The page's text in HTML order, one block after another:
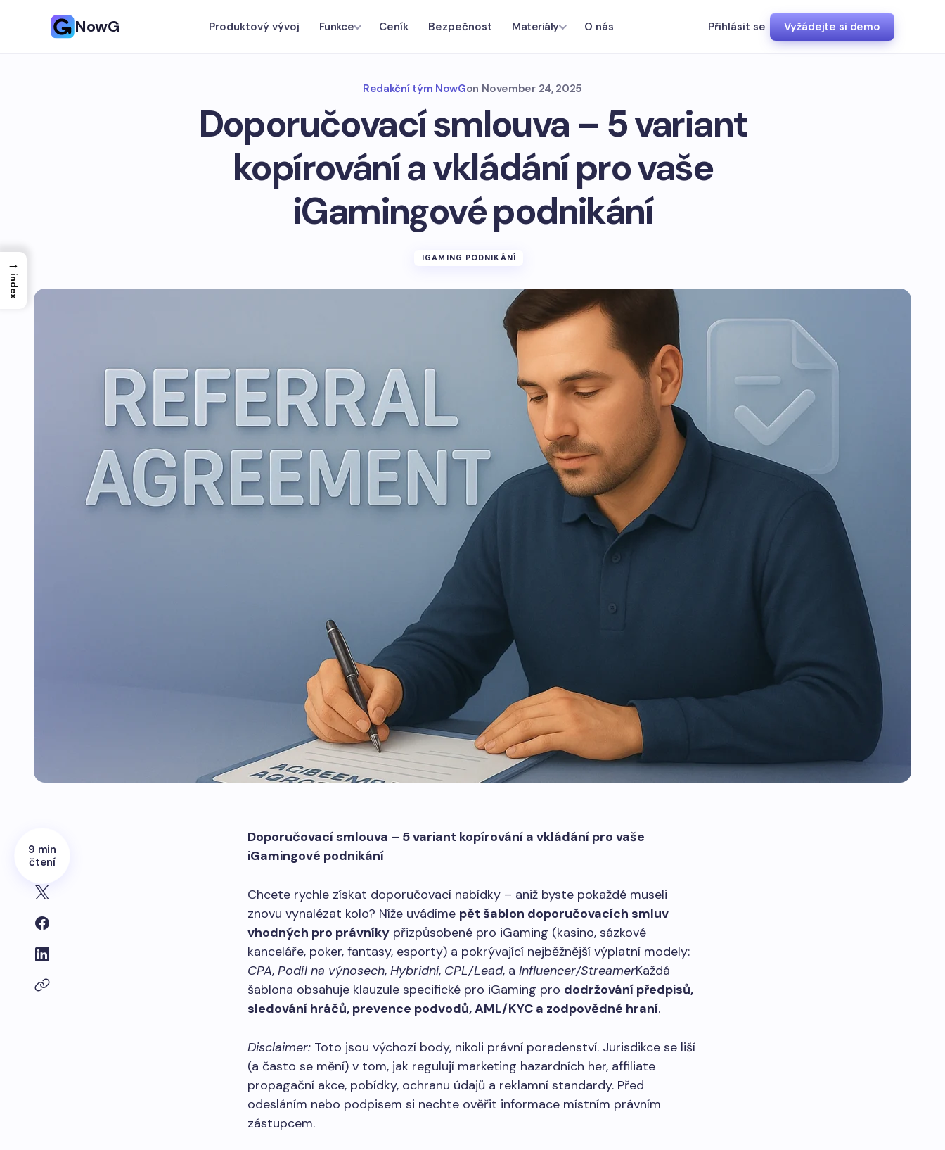
NowG Produktový vývoj Funkce Ceník Bezpečnost Materiály O nás Přihlásit se Vyžádejte si demo
Redakční tým NowGon November 24, 2025
Doporučovací smlouva – 5 variant
kopírování a vkládání pro vaše
iGamingové podnikání
IGAMING PODNIKÁNÍ
9 min
čtení
Doporučovací smlouva – 5 variant kopírování a vkládání pro vaše
iGamingové podnikání
Chcete rychle získat doporučovací nabídky – aniž byste pokaždé museli
znovu vynalézat kolo? Níže uvádíme pět šablon doporučovacích smluv
vhodných pro právníky přizpůsobené pro iGaming (kasino, sázkové
kanceláře, poker, fantasy, esporty) a pokrývající nejběžnější výplatní modely:
CPA, Podíl na výnosech, Hybridní, CPL/Lead, a Influencer/StreamerKaždá
šablona obsahuje klauzule specifické pro iGaming pro dodržování předpisů,
sledování hráčů, prevence podvodů, AML/KYC a zodpovědné hraní.
Disclaimer: Toto jsou výchozí body, nikoli právní poradenství. Jurisdikce se liší
(a často se mění) v tom, jak regulují marketing hazardních her, affiliate
propagační akce, pobídky, ochranu údajů a reklamní standardy. Před
odesláním nebo podpisem si nechte ověřit informace místním právním
zástupcem.
→
index